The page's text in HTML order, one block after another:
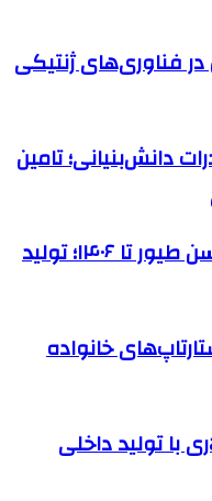
در فناوری‌های ژنتیکی
دانش‌بنیانی؛ تامین
تأمین داخلی ۴۰ درصد واکسن طیور تا ۱۴۰۶؛ تولید
خانواده
دلاری با تولید داخلی